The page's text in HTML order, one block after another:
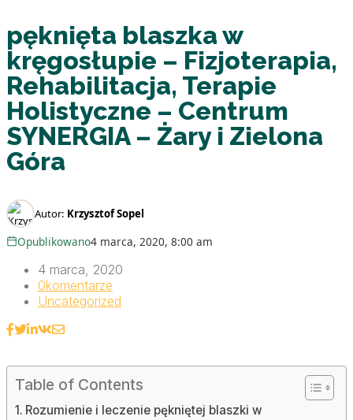
pęknięta blaszka w
kręgosłupie – Fizjoterapia,
Rehabilitacja, Terapie
Holistyczne – Centrum
SYNERGIA – Żary i Zielona
Góra
Autor: Krzysztof Sopel
Opublikowano4 marca, 2020, 8:00 am
4 marca, 2020
0komentarze
Uncategorized
Table of Contents
Rozumienie i leczenie pękniętej blaszki w